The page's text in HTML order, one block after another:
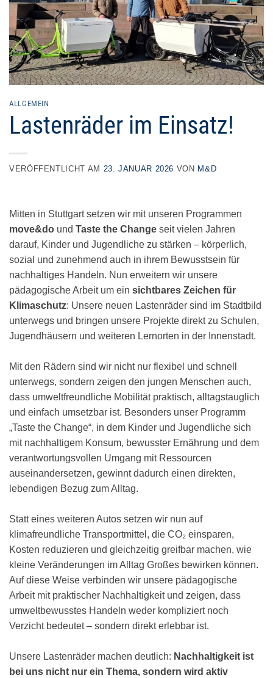
ALLGEMEIN
Lastenräder im Einsatz!
VERÖFFENTLICHT AM 23. JANUAR 2026 VON M&D
Mitten in Stuttgart setzen wir mit unseren Programmen
move&do und Taste the Change seit vielen Jahren
darauf, Kinder und Jugendliche zu stärken – körperlich,
sozial und zunehmend auch in ihrem Bewusstsein für
nachhaltiges Handeln. Nun erweitern wir unsere
pädagogische Arbeit um ein sichtbares Zeichen für
Klimaschutz: Unsere neuen Lastenräder sind im Stadtbild
unterwegs und bringen unsere Projekte direkt zu Schulen,
Jugendhäusern und weiteren Lernorten in der Innenstadt.
Mit den Rädern sind wir nicht nur flexibel und schnell
unterwegs, sondern zeigen den jungen Menschen auch,
dass umweltfreundliche Mobilität praktisch, alltagstauglich
und einfach umsetzbar ist. Besonders unser Programm
„Taste the Change“, in dem Kinder und Jugendliche sich
mit nachhaltigem Konsum, bewusster Ernährung und dem
verantwortungsvollen Umgang mit Ressourcen
auseinandersetzen, gewinnt dadurch einen direkten,
lebendigen Bezug zum Alltag.
Statt eines weiteren Autos setzen wir nun auf
klimafreundliche Transportmittel, die CO₂ einsparen,
Kosten reduzieren und gleichzeitig greifbar machen, wie
kleine Veränderungen im Alltag Großes bewirken können.
Auf diese Weise verbinden wir unsere pädagogische
Arbeit mit praktischer Nachhaltigkeit und zeigen, dass
umweltbewusstes Handeln weder kompliziert noch
Verzicht bedeutet – sondern direkt erlebbar ist.
Unsere Lastenräder machen deutlich: Nachhaltigkeit ist
bei uns nicht nur ein Thema, sondern wird aktiv